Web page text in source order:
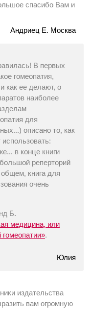
спасибо Вам и
Андриец Е. Москва
В первых
гомеопатия,
как ее делают, о
наиболее
для
описано то, как
использовать:
в конце книги
реперторий
книга для
очень
Б.
медицина, или
.
Юлия
издательства
вам огромную